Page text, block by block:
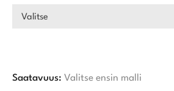
Valitse
Saatavuus: Valitse ensin malli